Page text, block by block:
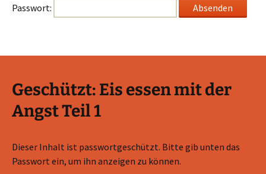
Passwort:
Geschützt: Eis essen mit der
Angst Teil 1
Dieser Inhalt ist passwortgeschützt. Bitte gib unten das
Passwort ein, um ihn anzeigen zu können.